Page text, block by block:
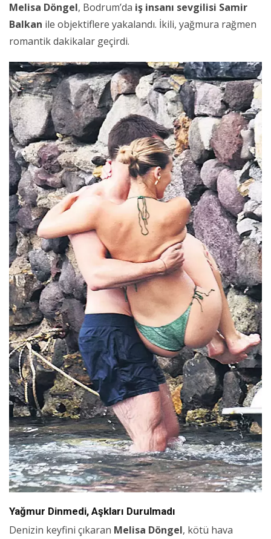
Melisa Döngel, Bodrum’da iş insanı sevgilisi Samir
Balkan ile objektiflere yakalandı. İkili, yağmura rağmen
romantik dakikalar geçirdi.
Yağmur Dinmedi, Aşkları Durulmadı
Denizin keyfini çıkaran Melisa Döngel, kötü hava